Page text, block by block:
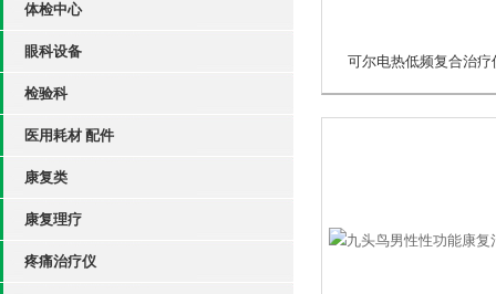
体检中心
眼科设备
检验科
医用耗材 配件
康复类
康复理疗
疼痛治疗仪
可尔电热低频复合治疗